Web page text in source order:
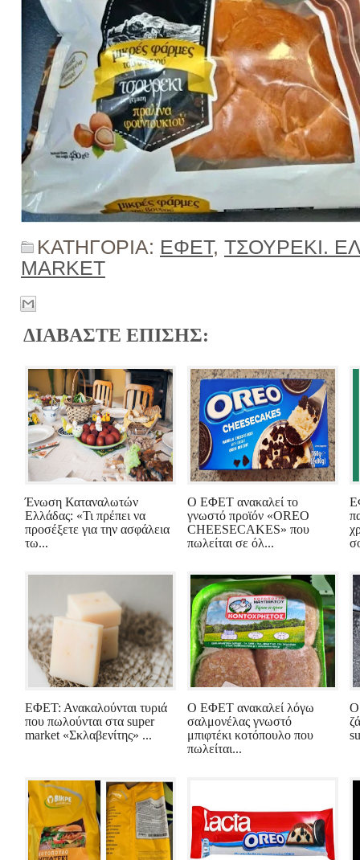
ΚΑΤΗΓΟΡΙΑ: ΕΦΕΤ, ΤΣΟΥΡΕΚΙ.
MARKET
ΔΙΑΒΑΣΤΕ ΕΠΙΣΗΣ:
Ένωση Καταναλωτών
Ελλάδας: «Τι πρέπει να
προσέξετε για την ασφάλεια
τω...
Ο ΕΦΕΤ ανακαλεί το
γνωστό προϊόν «OREO
CHEESECAKES» που
πωλείται σε όλ...
ΕΦΕΤ: Ανακαλούνται τυριά
που πωλούνται στα super
market «Σκλαβενίτης» ...
Ο ΕΦΕΤ ανακαλεί λόγω
σαλμονέλας γνωστό
μπιφτέκι κοτόπουλο που
πωλείται...
Ο